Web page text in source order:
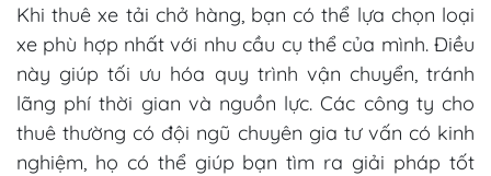
Khi thuê xe tải chở hàng, bạn có thể lựa chọn loại
xe phù hợp nhất với nhu cầu cụ thể của mình. Điều
này giúp tối ưu hóa quy trình vận chuyển, tránh
lãng phí thời gian và nguồn lực. Các công ty cho
thuê thường có đội ngũ chuyên gia tư vấn có kinh
nghiệm, họ có thể giúp bạn tìm ra giải pháp tốt